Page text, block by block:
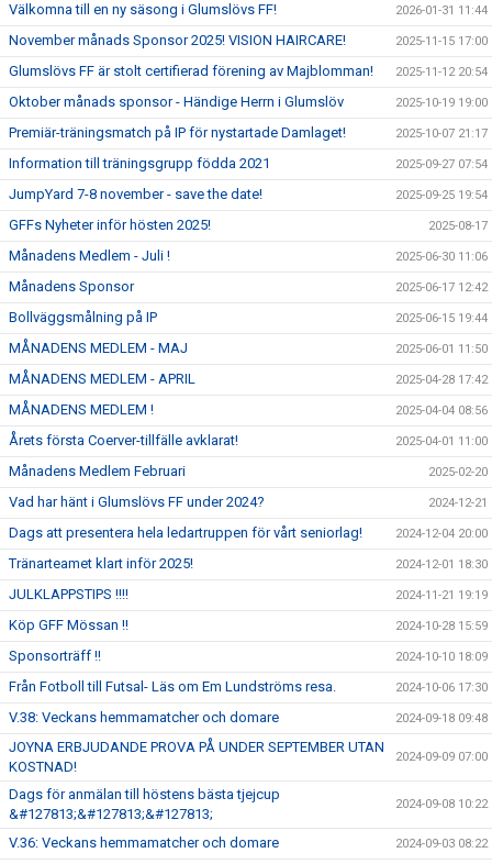
Välkomna till en ny säsong i Glumslövs FF! 2026-01-31 11:44
November månads Sponsor 2025! VISION HAIRCARE! 2025-11-15 17:00
Glumslövs FF är stolt certifierad förening av Majblomman! 2025-11-12 20:54
Oktober månads sponsor - Händige Herrn i Glumslöv 2025-10-19 19:00
Premiär-träningsmatch på IP för nystartade Damlaget! 2025-10-07 21:17
Information till träningsgrupp födda 2021 2025-09-27 07:54
JumpYard 7-8 november - save the date! 2025-09-25 19:54
GFFs Nyheter inför hösten 2025! 2025-08-17
Månadens Medlem - Juli ! 2025-06-30 11:06
Månadens Sponsor 2025-06-17 12:42
Bollväggsmålning på IP 2025-06-15 19:44
MÅNADENS MEDLEM - MAJ 2025-06-01 11:50
MÅNADENS MEDLEM - APRIL 2025-04-28 17:42
MÅNADENS MEDLEM ! 2025-04-04 08:56
Årets första Coerver-tillfälle avklarat! 2025-04-01 11:00
Månadens Medlem Februari 2025-02-20
Vad har hänt i Glumslövs FF under 2024? 2024-12-21
Dags att presentera hela ledartruppen för vårt seniorlag! 2024-12-04 20:00
Tränarteamet klart inför 2025! 2024-12-01 18:30
JULKLAPPSTIPS !!!! 2024-11-21 19:19
Köp GFF Mössan !! 2024-10-28 15:59
Sponsorträff !! 2024-10-10 18:09
Från Fotboll till Futsal- Läs om Em Lundströms resa. 2024-10-06 17:30
V.38: Veckans hemmamatcher och domare 2024-09-18 09:48
JOYNA ERBJUDANDE PROVA PÅ UNDER SEPTEMBER UTAN
KOSTNAD!
2024-09-09 07:00
Dags för anmälan till höstens bästa tjejcup
&#127813;&#127813;&#127813;
2024-09-08 10:22
V.36: Veckans hemmamatcher och domare 2024-09-03 08:22